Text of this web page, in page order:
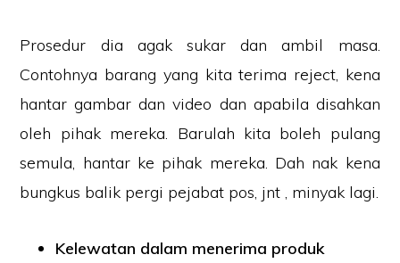
Prosedur dia agak sukar dan ambil masa.
Contohnya barang yang kita terima reject, kena
hantar gambar dan video dan apabila disahkan
oleh pihak mereka. Barulah kita boleh pulang
semula, hantar ke pihak mereka. Dah nak kena
bungkus balik pergi pejabat pos, jnt , minyak lagi.
Kelewatan dalam menerima produk